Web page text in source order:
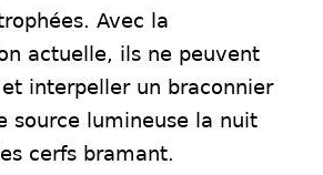
Avec la
actuelle, ils ne peuvent
interpeller un braconnier
source lumineuse la nuit
cerfs bramant.